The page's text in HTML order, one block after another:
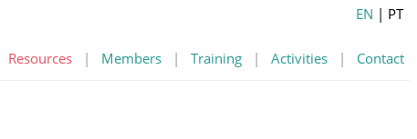
Resources | Members | Training | Activities | Contact
EN | PT